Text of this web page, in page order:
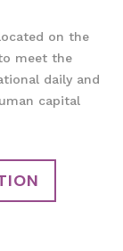
on the
meet the
daily and
capital